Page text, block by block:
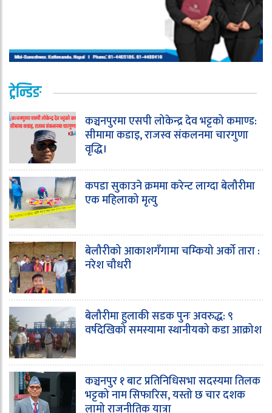
ट्रेन्डिङ
कञ्चनपुरमा एसपी लोकेन्द्र देव भट्टको कमाण्ड:
सीमामा कडाइ, राजस्व संकलनमा चारगुणा
वृद्धि।
कपडा सुकाउने क्रममा करेन्ट लाग्दा बेलौरीमा
एक महिलाको मृत्यु
बेलौरीको आकाशगँगामा चम्कियो अर्को तारा :
नरेश चौधरी
बेलौरीमा हुलाकी सडक पुनः अवरुद्ध: ९
वर्षदेखिको समस्यामा स्थानीयको कडा आक्रोश
कञ्चनपुर १ बाट प्रतिनिधिसभा सदस्यमा तिलक
भट्टको नाम सिफारिस, यस्तो छ चार दशक